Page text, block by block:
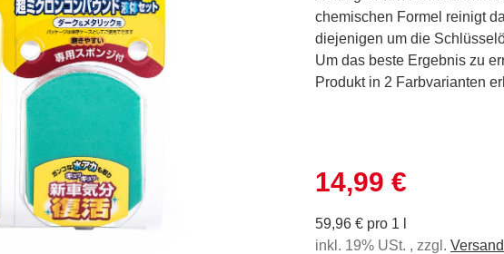
chemischen Formel reinigt
diejenigen um die
Um das beste Ergebnis zu
Produkt in 2 Farbvarianten
14,99 €
59,96 € pro 1 l
inkl. 19% USt. , zzgl. Versand